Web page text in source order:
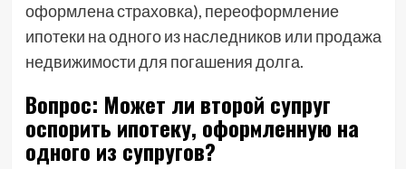
оформлена страховка), переоформление
ипотеки на одного из наследников или продажа
недвижимости для погашения долга.
Вопрос: Может ли второй супруг
оспорить ипотеку, оформленную на
одного из супругов?